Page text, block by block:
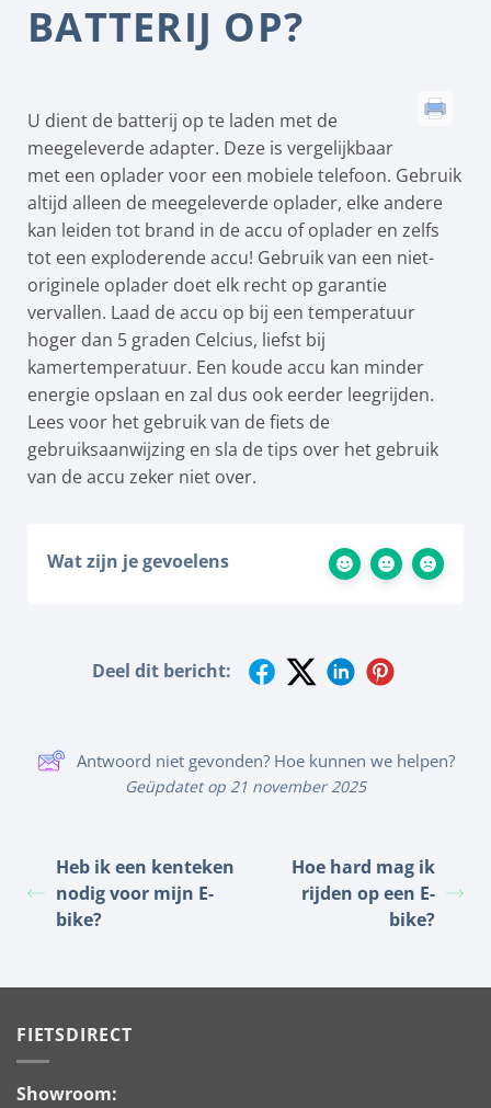
BATTERIJ OP?
U dient de batterij op te laden met de
meegeleverde adapter. Deze is vergelijkbaar
met een oplader voor een mobiele telefoon. Gebruik
altijd alleen de meegeleverde oplader, elke andere
kan leiden tot brand in de accu of oplader en zelfs
tot een exploderende accu! Gebruik van een niet-
originele oplader doet elk recht op garantie
vervallen. Laad de accu op bij een temperatuur
hoger dan 5 graden Celcius, liefst bij
kamertemperatuur. Een koude accu kan minder
energie opslaan en zal dus ook eerder leegrijden.
Lees voor het gebruik van de fiets de
gebruiksaanwijzing en sla de tips over het gebruik
van de accu zeker niet over.
Wat zijn je gevoelens
Deel dit bericht:
Antwoord niet gevonden? Hoe kunnen we helpen?
Geüpdatet op 21 november 2025
Heb ik een kenteken
nodig voor mijn E-
bike?
Hoe hard mag ik
rijden op een E-
bike?
FIETSDIRECT
Showroom: